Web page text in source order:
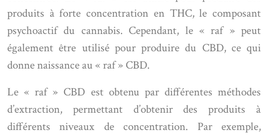
produits à forte concentration en THC, le composant
psychoactif du cannabis. Cependant, le « raf » peut
également être utilisé pour produire du CBD, ce qui
donne naissance au « raf » CBD.
Le « raf » CBD est obtenu par différentes méthodes
d’extraction, permettant d’obtenir des produits à
différents niveaux de concentration. Par exemple,